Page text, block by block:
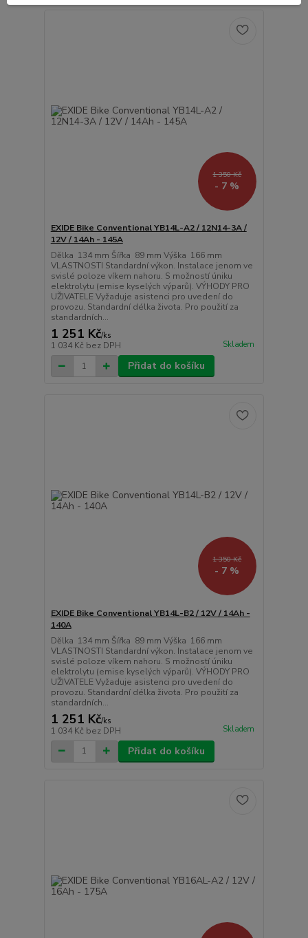
1 350 Kč
- 7 %
EXIDE Bike Conventional YB14L-A2 / 12N14-3A /
12V / 14Ah - 145A
Dělka 134 mm Šířka 89 mm Výška 166 mm
VLASTNOSTI Standardní výkon. Instalace jenom ve
svislé poloze víkem nahoru. S možností úniku
elektrolytu (emise kyselých výparů). VÝHODY PRO
UŽIVATELE Vyžaduje asistenci pro uvedení do
provozu. Standardní délka života. Pro použití za
standardních...
1 251 Kč/ks
1 034 Kč bez DPH Skladem
Přidat do košíku
1 350 Kč
- 7 %
EXIDE Bike Conventional YB14L-B2 / 12V / 14Ah -
140A
Dělka 134 mm Šířka 89 mm Výška 166 mm
VLASTNOSTI Standardní výkon. Instalace jenom ve
svislé poloze víkem nahoru. S možností úniku
elektrolytu (emise kyselých výparů). VÝHODY PRO
UŽIVATELE Vyžaduje asistenci pro uvedení do
provozu. Standardní délka života. Pro použití za
standardních...
1 251 Kč/ks
1 034 Kč bez DPH Skladem
Přidat do košíku